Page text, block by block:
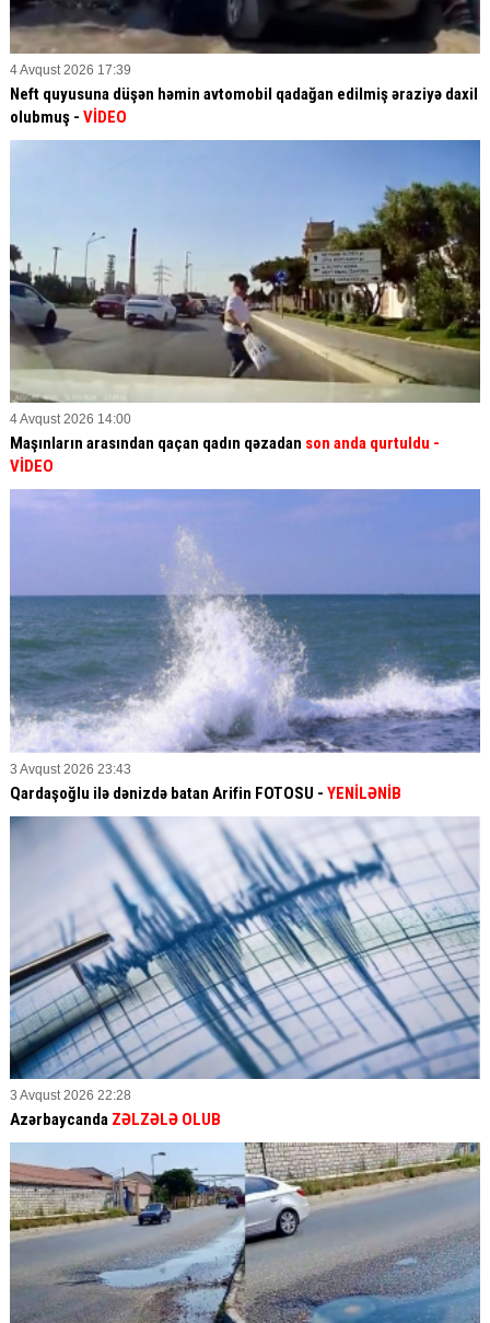
4 Avqust 2026 17:39
Neft quyusuna düşən həmin avtomobil qadağan edilmiş əraziyə daxil
olubmuş - VİDEO
4 Avqust 2026 14:00
Maşınların arasından qaçan qadın qəzadan son anda qurtuldu -
VİDEO
3 Avqust 2026 23:43
Qardaşoğlu ilə dənizdə batan Arifin FOTOSU - YENİLƏNİB
3 Avqust 2026 22:28
Azərbaycanda ZƏLZƏLƏ OLUB